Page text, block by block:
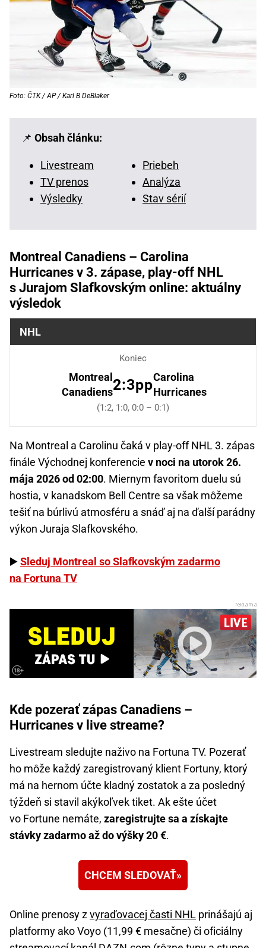
Foto: ČTK / AP / Karl B DeBlaker
📌 Obsah článku:
Livestream
Priebeh
TV prenos
Analýza
Výsledky
Stav sérií
Montreal Canadiens – Carolina
Hurricanes v 3. zápase, play-off NHL
s Jurajom Slafkovským online: aktuálny
výsledok
NHL
Koniec
Montreal
Canadiens2:3ppCarolina
Hurricanes
(1:2, 1:0, 0:0 – 0:1)
Na Montreal a Carolinu čaká v play-off NHL 3. zápas
finále Východnej konferencie v noci na utorok 26.
mája 2026 od 02:00. Miernym favoritom duelu sú
hostia, v kanadskom Bell Centre sa však môžeme
tešiť na búrlivú atmosféru a snáď aj na ďalší parádny
výkon Juraja Slafkovského.
▶️Sleduj Montreal so Slafkovským zadarmo
na Fortuna TV
Kde pozerať zápas Canadiens –
Hurricanes v live streame?
Livestream sledujte naživo na Fortuna TV. Pozerať
ho môže každý zaregistrovaný klient Fortuny, ktorý
má na hernom účte kladný zostatok a za posledný
týždeň si stavil akýkoľvek tiket. Ak ešte účet
vo Fortune nemáte, zaregistrujte sa a získajte
stávky zadarmo až do výšky 20 €.
CHCEM SLEDOVAŤ
Online prenosy zvyraďovacej časti NHL prinášajú aj
platformy ako Voyo (11,99 € mesačne) či oficiálny